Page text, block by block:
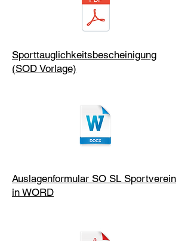
Sporttauglichkeitsbescheinigung
(SOD Vorlage)
Auslagenformular SO SL Sportverein
in WORD